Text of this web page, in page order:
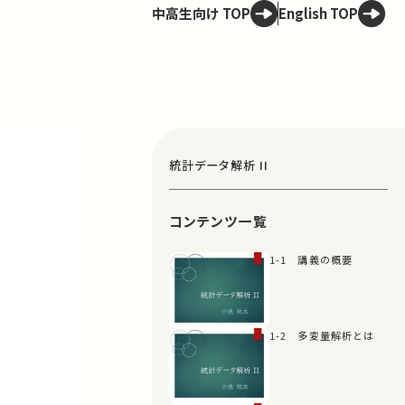
中高生向け TOP English TOP
統計データ解析 II
コンテンツ一覧
1-1 講義の概要
1-2 多変量解析とは